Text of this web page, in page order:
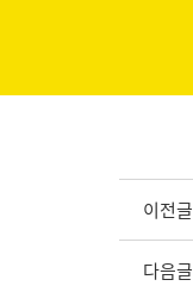
이전글
다음글